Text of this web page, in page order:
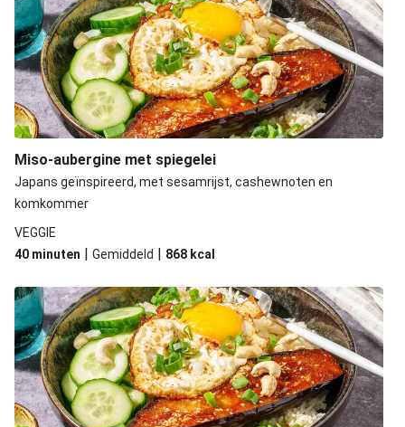
Miso-aubergine met spiegelei
Japans geïnspireerd, met sesamrijst, cashewnoten en
komkommer
VEGGIE
40 minuten | Gemiddeld | 868 kcal